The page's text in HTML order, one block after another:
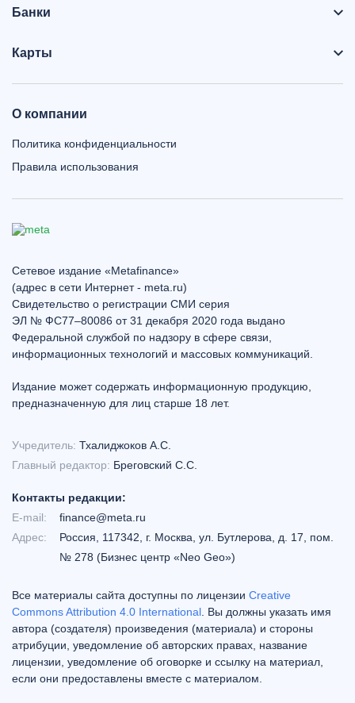
Банки
Карты
О компании
Политика конфиденциальности
Правила использования
Сетевое издание «Metafinance»
(адрес в сети Интернет - meta.ru)
Свидетельство о регистрации СМИ серия
ЭЛ № ФС77–80086 от 31 декабря 2020 года выдано
Федеральной службой по надзору в сфере связи,
информационных технологий и массовых коммуникаций.
Издание может содержать информационную продукцию,
предназначенную для лиц старше 18 лет.
Учредитель: Тхалиджоков А.С.
Главный редактор: Бреговский С.С.
Контакты редакции:
E-mail:
finance@meta.ru
Адрес:
Россия, 117342, г. Москва, ул. Бутлерова, д. 17, пом.
№ 278 (Бизнес центр «Neo Geo»)
Все материалы сайта доступны по лицензии Creative
Commons Attribution 4.0 International . Вы должны указать имя
автора (создателя) произведения (материала) и стороны
атрибуции, уведомление об авторских правах, название
лицензии, уведомление об оговорке и ссылку на материал,
если они предоставлены вместе с материалом.